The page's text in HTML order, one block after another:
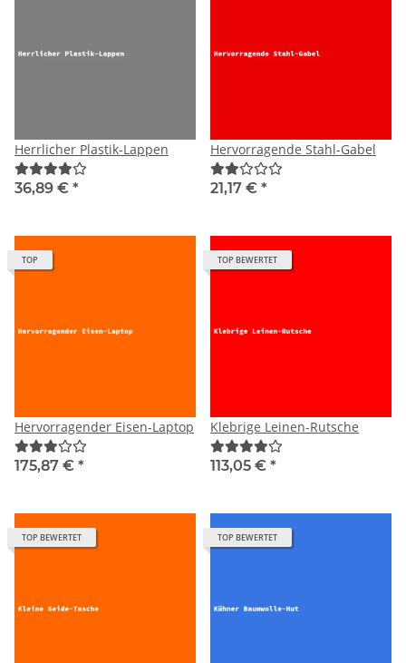
Herrlicher Plastik-Lappen
36,89 € *
Hervorragende Stahl-Gabel
21,17 € *
TOP
Hervorragender Eisen-Laptop
175,87 € *
TOP BEWERTET
Klebrige Leinen-Rutsche
113,05 € *
TOP BEWERTET TOP BEWERTET